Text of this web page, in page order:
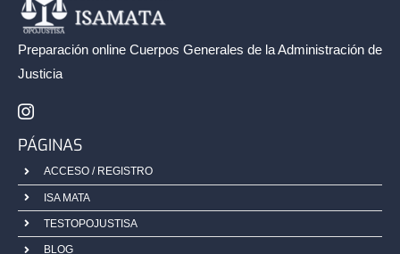
Preparación online Cuerpos Generales de laAdministración de
Justicia
PÁGINAS
ACCESO / REGISTRO
ISA MATA
TESTOPOJUSTISA
BLOG